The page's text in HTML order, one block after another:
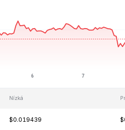
Nízká
$0.019439